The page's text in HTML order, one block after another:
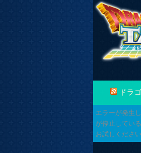
ドラ
エラーが発生
が停止してい
お試しください